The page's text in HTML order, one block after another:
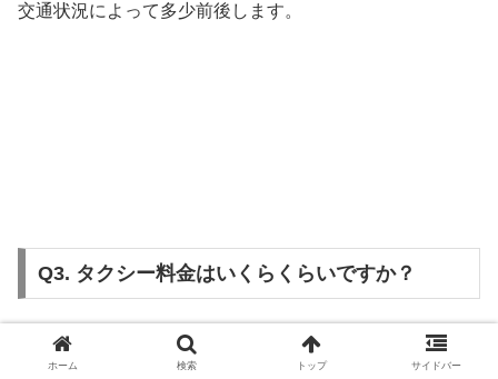
交通状況によって多少前後します。
Q3. タクシー料金はいくらくらいですか？
A. 約700円が目安です。
ホーム 検索 トップ サイドバー